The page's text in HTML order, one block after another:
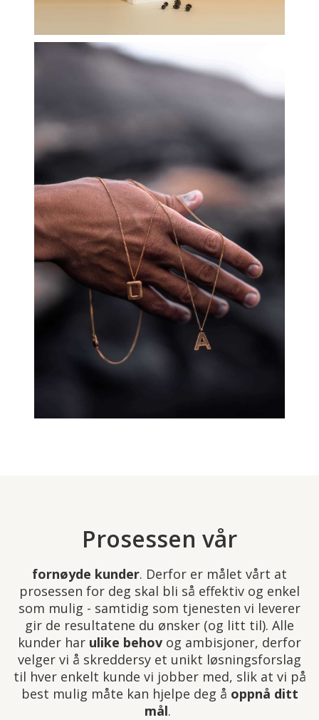
Prosessen vår
fornøyde kunder. Derfor er målet vårt at
prosessen for deg skal bli så effektiv og enkel
som mulig - samtidig som tjenesten vi leverer
gir de resultatene du ønsker (og litt til). Alle
kunder har ulike behov og ambisjoner, derfor
velger vi å skreddersy et unikt løsningsforslag
til hver enkelt kunde vi jobber med, slik at vi på
best mulig måte kan hjelpe deg å oppnå ditt
mål.